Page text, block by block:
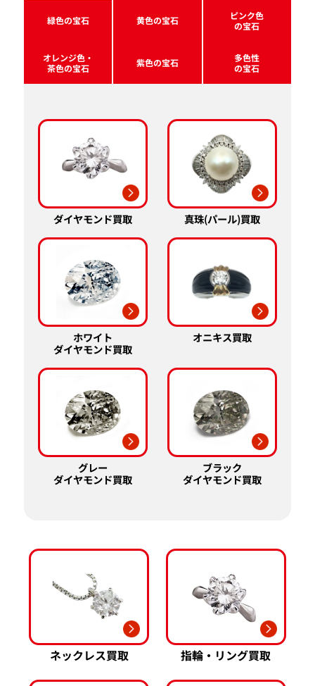
緑色の宝石 黄色の宝石
ピンク色
の宝石
オレンジ色・
茶色の宝石
紫色の宝石
多色性
の宝石
ダイヤモンド買取 真珠(パール)買取
ホワイト
ダイヤモンド買取
オニキス買取
グレー
ダイヤモンド買取
ブラック
ダイヤモンド買取
ネックレス買取 指輪・リング買取